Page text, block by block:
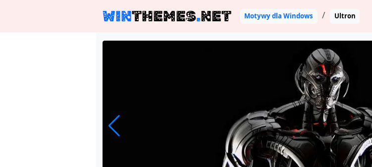
WINTHEMES.NET Motywy dla Windows Ultron